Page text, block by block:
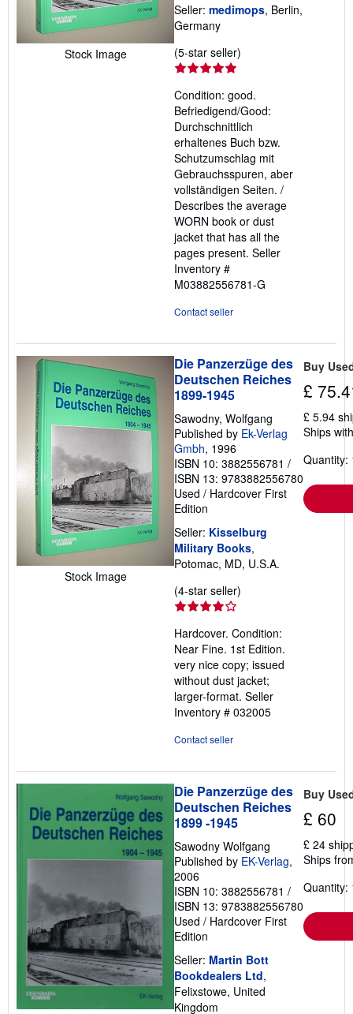
Stock Image
Seller: medimops, Berlin,
Germany
(5-star seller)
out
of
5
stars
Condition: good.
Befriedigend/Good:
Durchschnittlich
erhaltenes Buch bzw.
Schutzumschlag mit
Gebrauchsspuren, aber
vollständigen Seiten. /
Describes the average
WORN book or dust
jacket that has all the
pages present. Seller
Inventory #
M03882556781-G
Contact seller
Stock Image
Die Panzerzüge des
Deutschen Reiches
1899-1945
Sawodny, Wolfgang
Published by Ek-Verlag
Gmbh, 1996
ISBN 10: 3882556781 /
ISBN 13: 9783882556780
Used / Hardcover First
Edition
Seller: Kisselburg
Military Books,
Potomac, MD, U.S.A.
(4-star seller)
out
of
5
stars
Hardcover. Condition:
Near Fine. 1st Edition.
very nice copy; issued
without dust jacket;
larger-format. Seller
Inventory # 032005
Contact seller
Buy
£
£ 5.94
Ships
Quantity:
Die Panzerzüge des
Deutschen Reiches
1899 -1945
Sawodny Wolfgang
Published by EK-Verlag,
2006
ISBN 10: 3882556781 /
ISBN 13: 9783882556780
Used / Hardcover First
Edition
Seller: Martin Bott
Bookdealers Ltd,
Felixstowe, United
Kingdom
Buy
£ 60
£ 24
Ships
Quantity: